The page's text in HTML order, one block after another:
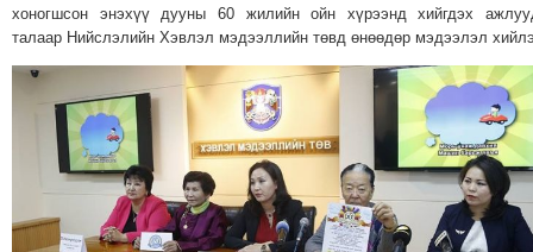
МЭДЭЭ
НИЙСЛЭЛ
ТАНИН
МЭДЭХҮЙ
ТЕХНОЛОГИ
ЭРДЭНЭТ
ҮЙЛДВЭРИЙН
хоногшсон энэхүү дууны 60 жилийн ойн хүрээнд хийгдэх
талаар Нийслэлийн Хэвлэл мэдээллийн төвд өнөөдөр мэдээлэл